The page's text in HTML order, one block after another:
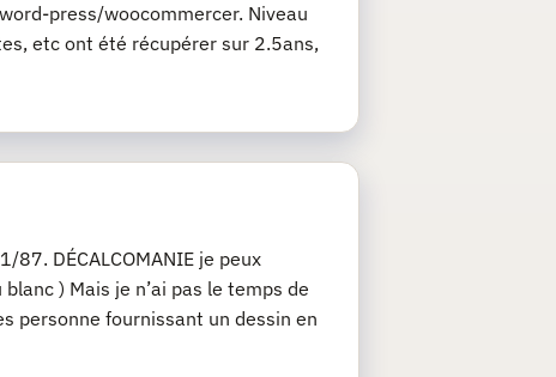
press/woocommercer. Niveau
etc ont été récupérer sur 2.5ans,
DÉCALCOMANIE je peux
) Mais je n’ai pas le temps de
personne fournissant un dessin en